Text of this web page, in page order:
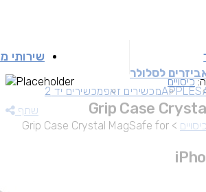
לסלולר
APPLEמכשירים זאפמכשירים יד 2
שירותי
שתף
כיסויים >
Grip Case Crystal MagSafe for
Grip Case
כיסויים